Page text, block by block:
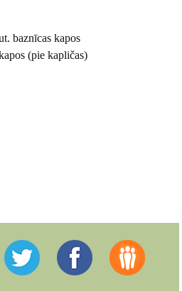
baznīcas kapos
(pie kapličas)